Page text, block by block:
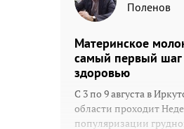
Поленов
Материнское
самый первый шаг
здоровью
С 3 по 9 августа в
области проходит
популяризации